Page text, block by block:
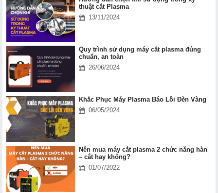
thuật cắt Plasma
13/11/2024
Quy trình sử dụng máy cắt plasma đúng
chuẩn, an toàn
26/06/2024
Khắc Phục Máy Plasma Báo Lỗi Đèn Vàng
06/05/2024
Nên mua máy cắt plasma 2 chức năng hàn
– cắt hay không?
01/07/2022